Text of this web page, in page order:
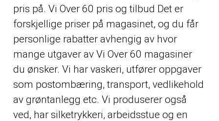
pris på. Vi Over 60 pris og tilbud Det er
forskjellige priser på magasinet, og du får
personlige rabatter avhengig av hvor
mange utgaver av Vi Over 60 magasiner
du ønsker. Vi har vaskeri, utfører oppgaver
som postombæring, transport, vedlikehold
av grøntanlegg etc. Vi produserer også
ved, har silketrykkeri, arbeidsstue og en